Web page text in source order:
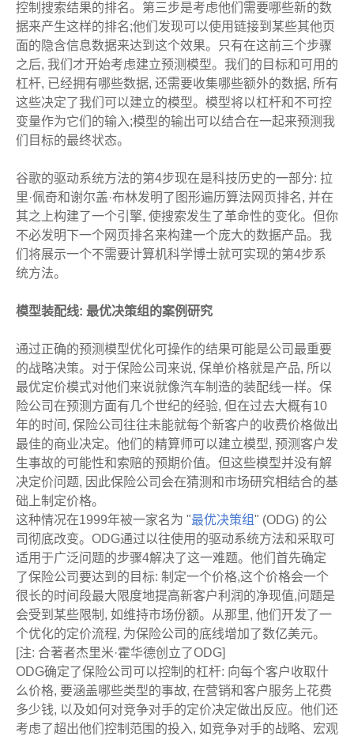
控制搜索结果的排名。第三步是考虑他们需要哪些新的数
据来产生这样的排名;他们发现可以使用链接到某些其他页
面的隐含信息数据来达到这个效果。只有在这前三个步骤
之后, 我们才开始考虑建立预测模型。我们的目标和可用的
杠杆, 已经拥有哪些数据, 还需要收集哪些额外的数据, 所有
这些决定了我们可以建立的模型。模型将以杠杆和不可控
变量作为它们的输入;模型的输出可以结合在一起来预测我
们目标的最终状态。
谷歌的驱动系统方法的第4步现在是科技历史的一部分: 拉
里·佩奇和谢尔盖·布林发明了图形遍历算法网页排名, 并在
其之上构建了一个引擎, 使搜索发生了革命性的变化。但你
不必发明下一个网页排名来构建一个庞大的数据产品。我
们将展示一个不需要计算机科学博士就可实现的第4步系
统方法。
模型装配线: 最优决策组的案例研究
通过正确的预测模型优化可操作的结果可能是公司最重要
的战略决策。对于保险公司来说, 保单价格就是产品, 所以
最优定价模式对他们来说就像汽车制造的装配线一样。保
险公司在预测方面有几个世纪的经验, 但在过去大概有10
年的时间, 保险公司往往未能就每个新客户的收费价格做出
最佳的商业决定。他们的精算师可以建立模型, 预测客户发
生事故的可能性和索赔的预期价值。但这些模型并没有解
决定价问题, 因此保险公司会在猜测和市场研究相结合的基
础上制定价格。
这种情况在1999年被一家名为 "最优决策组" (ODG) 的公
司彻底改变。ODG通过以往使用的驱动系统方法和采取可
适用于广泛问题的步骤4解决了这一难题。他们首先确定
了保险公司要达到的目标: 制定一个价格,这个价格会一个
很长的时间段最大限度地提高新客户利润的净现值,问题是
会受到某些限制, 如维持市场份额。从那里, 他们开发了一
个优化的定价流程, 为保险公司的底线增加了数亿美元。
[注: 合著者杰里米·霍华德创立了ODG]
ODG确定了保险公司可以控制的杠杆: 向每个客户收取什
么价格, 要涵盖哪些类型的事故, 在营销和客户服务上花费
多少钱, 以及如何对竞争对手的定价决定做出反应。他们还
考虑了超出他们控制范围的投入, 如竞争对手的战略、宏观